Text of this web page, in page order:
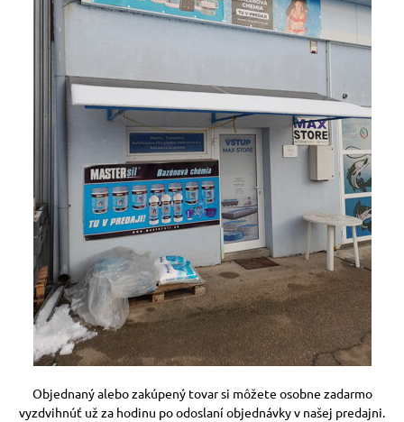
Objednaný alebo zakúpený tovar si môžete osobne zadarmo
vyzdvihnúť už za hodinu po odoslaní objednávky v našej predajni.